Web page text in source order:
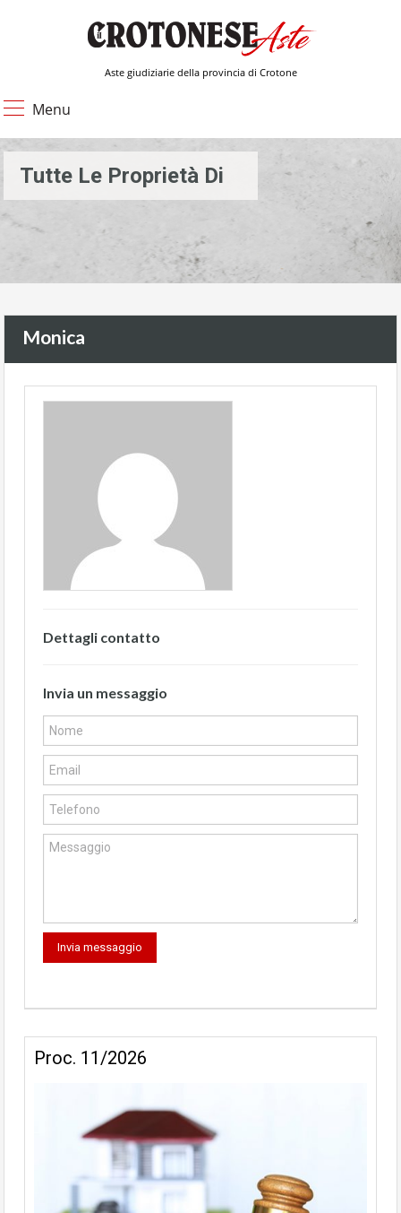
Aste giudiziarie della provincia di Crotone
Menu
Tutte Le Proprietà Di
Monica
Dettagli contatto
Invia un messaggio
Proc. 11/2026